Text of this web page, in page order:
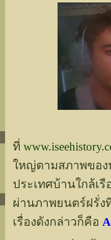
ที่
ใหญ่ตามสภาพของ
ประเทศบ้านใกล้เ
ผ่านภาพยนตร์ฝรั่ง
เรื่องดังกล่าวก็คือ